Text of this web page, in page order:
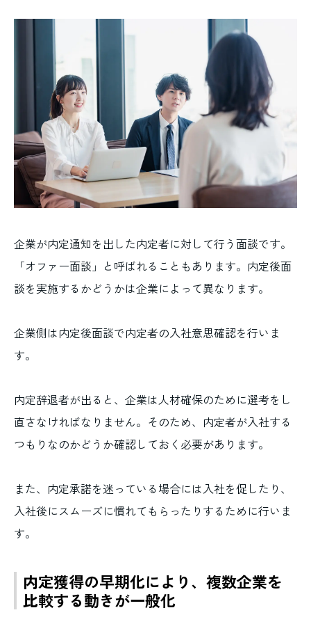
企業が内定通知を出した内定者に対して行う面談です。
「オファー面談」と呼ばれることもあります。内定後面
談を実施するかどうかは企業によって異なります。
企業側は内定後面談で内定者の入社意思確認を行いま
す。
内定辞退者が出ると、企業は人材確保のために選考をし
直さなければなりません。そのため、内定者が入社する
つもりなのかどうか確認しておく必要があります。
また、内定承諾を迷っている場合には入社を促したり、
入社後にスムーズに慣れてもらったりするために行いま
す。
内定獲得の早期化により、複数企業を
比較する動きが一般化